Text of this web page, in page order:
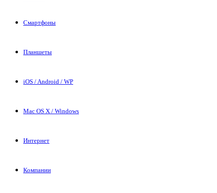
Смартфоны
Планшеты
iOS / Android / WP
Mac OS X / Windows
Интернет
Компании